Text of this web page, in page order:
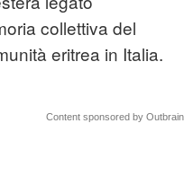
collettiva del
eritrea in Italia.
Content sponsored by Outbrain